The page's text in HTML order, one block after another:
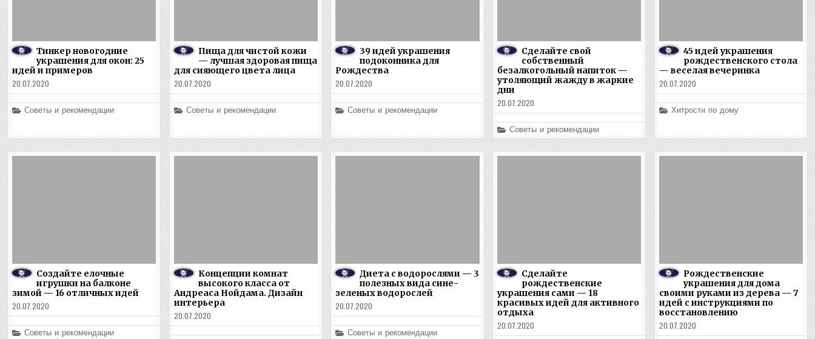
Тинкер новогодние
украшения для окон: 25
идей и примеров
20.07.2020
Posted
Советы и рекомендации
Пища для чистой кожи
— лучшая здоровая пища
для сияющего цвета лица
20.07.2020
Posted
Советы и рекомендации
39 идей украшения
подоконника для
Рождества
20.07.2020
Posted
Советы и рекомендации
Сделайте свой
собственный
безалкогольный напиток —
утоляющий жажду в жаркие
дни
20.07.2020
Posted
in
Советы и рекомендации
45 идей украшения
рождественского стола
— веселая вечеринка
20.07.2020
Posted
Хитрости по дому
Создайте елочные
игрушки на балконе
зимой — 16 отличных идей
20.07.2020
Posted
Советы и рекомендации
Концепции комнат
высокого класса от
Андреаса Нойдама. Дизайн
интерьера
20.07.2020
Диета с водорослями — 3
полезных вида сине-
зеленых водорослей
20.07.2020
Posted
Советы и рекомендации
Сделайте
рождественские
украшения сами — 18
красивых идей для активного
отдыха
20.07.2020
Рождественские
украшения для дома
своими руками из дерева — 7
идей с инструкциями по
восстановлению
20.07.2020